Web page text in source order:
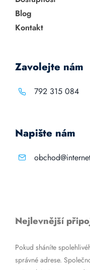
Blog
Kontakt
Zavolejte nám
792 315 084
Napište nám
Nejlevnější
Pokud sháníte
správné adrese.